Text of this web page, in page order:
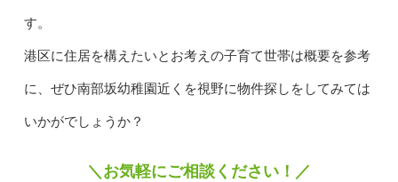
す。
港区に住居を構えたいとお考えの子育て世帯は概要を参考
に、ぜひ南部坂幼稚園近くを視野に物件探しをしてみては
いかがでしょうか？
＼お気軽にご相談ください！／